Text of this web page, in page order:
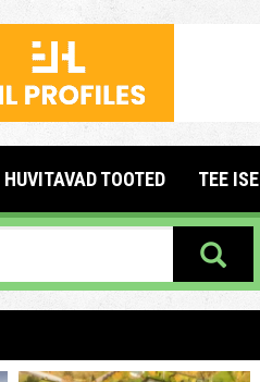
HUVITAVAD TOOTED TEE ISE